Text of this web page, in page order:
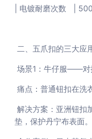
| 电镀耐磨次数
二、五爪扣的三大应
场景1：牛仔服——对
痛点：普通钮扣在洗
解决方案：亚洲钮扣
垫，保护丹宁布表面。